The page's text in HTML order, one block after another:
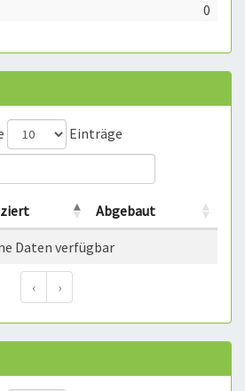
0
Einträge
Abgebaut
Daten verfügbar
‹ ›